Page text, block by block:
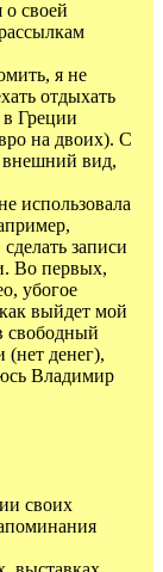
о своей
я не
отдыхать
в Греции
на двоих). С
внешний вид,
использовала
записи
Во первых,
убогое
выйдет мой
свободный
(нет денег),
Владимир
своих